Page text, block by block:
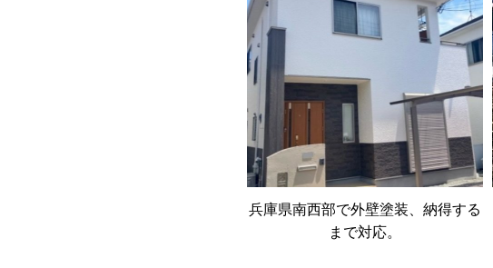
兵庫県南西部で外壁塗装、納得する
まで対応。